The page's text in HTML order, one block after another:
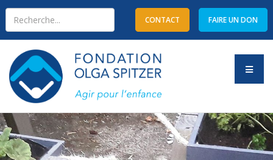
Type 2 or more characters
for results.
CONTACT FAIRE UN DON